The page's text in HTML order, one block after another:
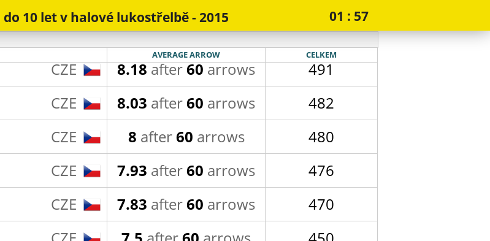
10 let v halové lukostřelbě - 2015 01 : 57
AVERAGE ARROW CELKEM
CZE 8.27after60arrows
496
CZE 8.18after60arrows
491
CZE 8.03after60arrows
482
CZE 8after60arrows
480
CZE 7.93after60arrows
476
CZE 7.83after60arrows
470
CZE 7.5after60arrows
450